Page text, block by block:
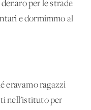
per le strade
e dormimmo al
ragazzi
nell’istituto per